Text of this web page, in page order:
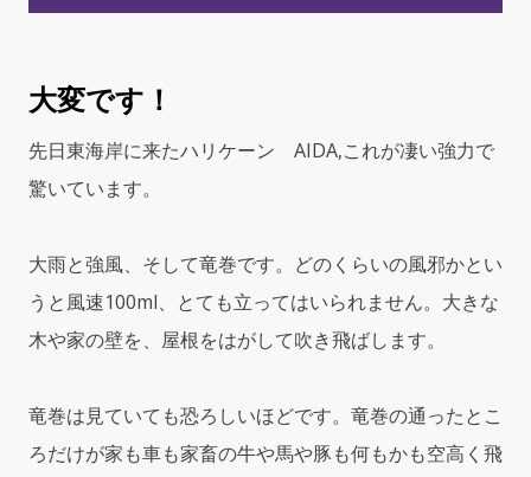
大変です！
先日東海岸に来たハリケーン AIDA,これが凄い強力で
驚いています。
大雨と強風、そして竜巻です。どのくらいの風邪かとい
うと風速100ml、とても立ってはいられません。大きな
木や家の壁を、屋根をはがして吹き飛ばします。
竜巻は見ていても恐ろしいほどです。竜巻の通ったとこ
ろだけが家も車も家畜の牛や馬や豚も何もかも空高く飛